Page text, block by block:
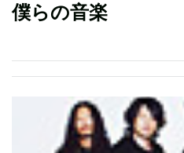
僕らの音楽